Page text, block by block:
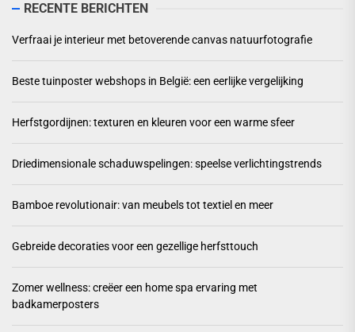
RECENTE BERICHTEN
Verfraai je interieur met betoverende canvas natuurfotografie
Beste tuinposter webshops in België: een eerlijke vergelijking
Herfstgordijnen: texturen en kleuren voor een warme sfeer
Driedimensionale schaduwspelingen: speelse verlichtingstrends
Bamboe revolutionair: van meubels tot textiel en meer
Gebreide decoraties voor een gezellige herfsttouch
Zomer wellness: creëer een home spa ervaring met
badkamerposters